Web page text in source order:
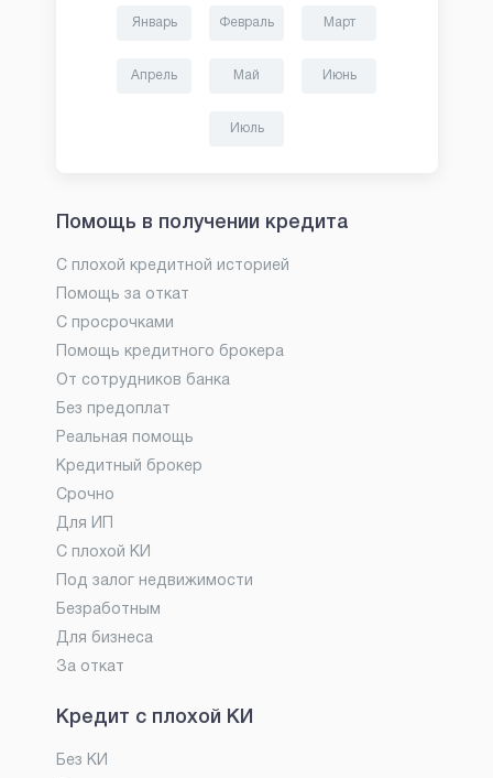
Январь Февраль Март
Апрель Май Июнь
Июль
Помощь в получении кредита
С плохой кредитной историей
Помощь за откат
С просрочками
Помощь кредитного брокера
От сотрудников банка
Без предоплат
Реальная помощь
Кредитный брокер
Срочно
Для ИП
С плохой КИ
Под залог недвижимости
Безработным
Для бизнеса
За откат
Кредит с плохой КИ
Без КИ